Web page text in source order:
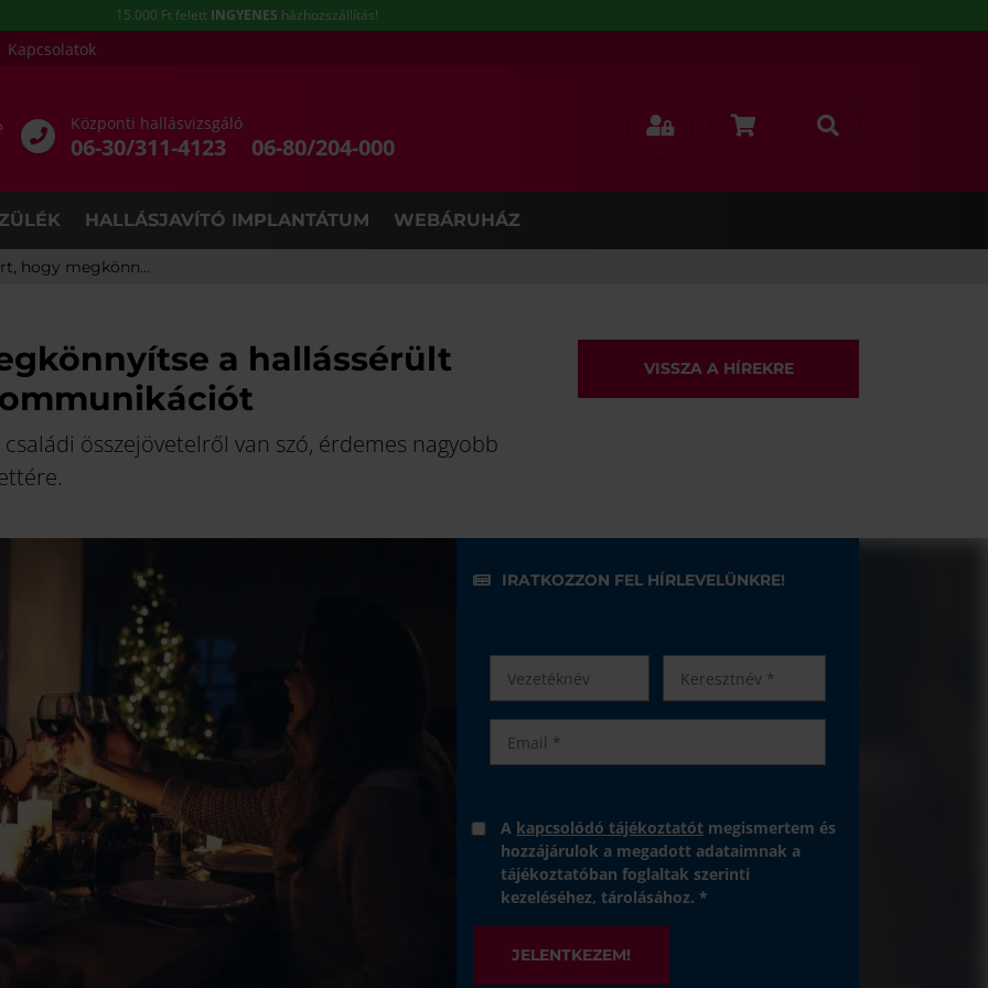
15.000 Ft felett INGYENES házhozszállítás!
Kapcsolatok
Központi hallásvizsgáló
06-30/311-4123 06-80/204-000
HALLÁSJAVÍTÓ IMPLANTÁTUM WEBÁRUHÁZ
hogy megkönn...
a hallássérült
összejövetelről van szó, érdemes nagyobb
VISSZA A HÍREKRE
IRATKOZZON FEL HÍRLEVELÜNKRE!
A kapcsolódó tájékoztatót megismertem és
hozzájárulok a megadott adataimnak a
tájékoztatóban foglaltak szerinti
kezeléséhez, tárolásához. *
JELENTKEZEM!